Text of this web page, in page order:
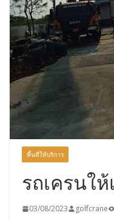
พื้นที่ให้บริการ
รถเครนใ
03/08/2023 golfcrane